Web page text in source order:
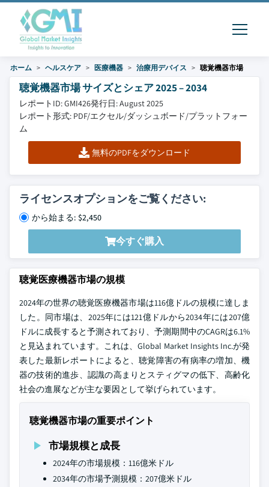
ホーム ヘルスケア 医療機器 治療用デバイス 聴覚機器市場
聴覚機器市場 サイズとシェア 2025 – 2034
レポートID: GMI426発行日: August 2025
レポート形式: PDF/エクセル/ダッシュボード/プラットフォー
ム
無料のPDFをダウンロード
ライセンスオプションをご覧ください:
から始まる: $2,450
今すぐ購入
聴覚医療機器市場の規模
2024年の世界の聴覚医療機器市場は116億ドルの規模に達しま
した。同市場は、2025年には121億ドルから2034年には207億
ドルに成長すると予測されており、予測期間中のCAGRは6.1%
と見込まれています。これは、Global Market Insights Inc.が発
表した最新レポートによると、聴覚障害の有病率の増加、機
器の技術的進歩、認識の高まりとスティグマの低下、高齢化
社会の進展などが主な要因として挙げられています。
聴覚機器市場の重要ポイント
市場規模と成長
2024年の市場規模：116億米ドル
2034年の市場予測規模：207億米ドル